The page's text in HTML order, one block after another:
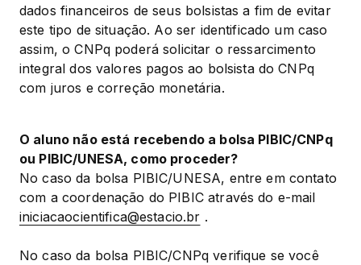
dados financeiros de seus bolsistas a fim de evitar
este tipo de situação. Ao ser identificado um caso
assim, o CNPq poderá solicitar o ressarcimento
integral dos valores pagos ao bolsista do CNPq
com juros e correção monetária.
O aluno não está recebendo a bolsa PIBIC/CNPq
ou PIBIC/UNESA, como proceder?
No caso da bolsa PIBIC/UNESA, entre em contato
iniciacaocientifica@estacio.br .
No caso da bolsa PIBIC/CNPq verifique se você